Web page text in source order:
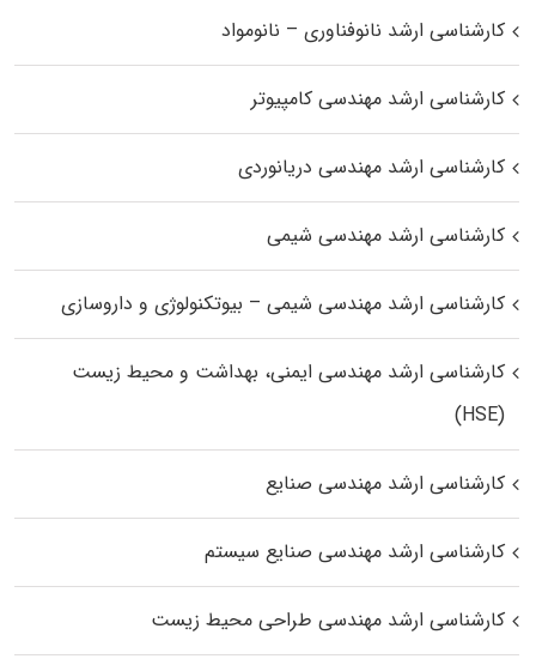
کارشناسی ارشد نانوفناوری – نانومواد
کارشناسی ارشد مهندسی کامپیوتر
کارشناسی ارشد مهندسی دریانوردی
کارشناسی ارشد مهندسی شیمی
کارشناسی ارشد مهندسی شیمی – بیوتکنولوژی و داروسازی
کارشناسی ارشد مهندسی ایمنی، بهداشت و محیط زیست
(HSE)
کارشناسی ارشد مهندسی صنایع
کارشناسی ارشد مهندسی صنایع سیستم
کارشناسی ارشد مهندسی طراحی محیط زیست